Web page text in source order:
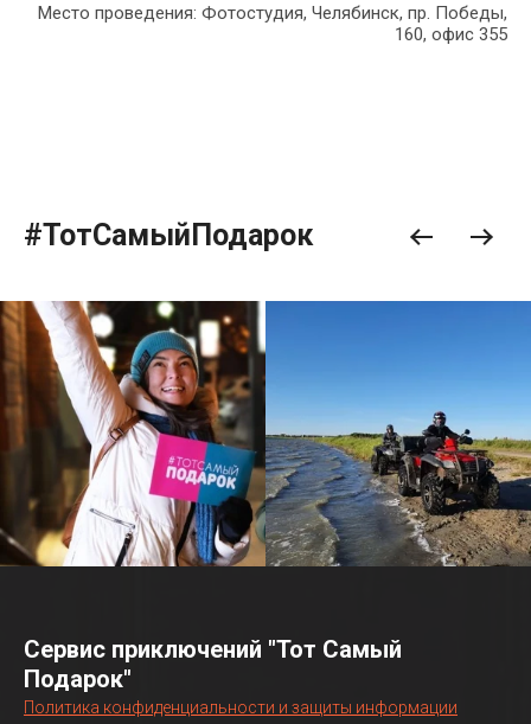
Место проведения: Фотостудия, Челябинск, пр. Победы,
160, офис 355
#ТотСамыйПодарок
Сервис приключений "Тот Самый
Подарок"
Политика конфиденциальности и защиты информации